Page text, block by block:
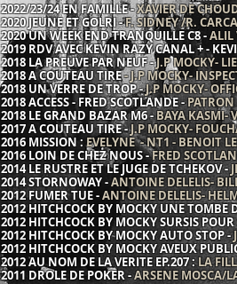
2022/23/24 EN FAMILLE -XAVIER DE
2020 JEUNE ET GOLRI -F. SIDNEY /R.
2020 UN WEEK END TRANQUILLE C8 -ALIL
2019 RDV AVEC KEVIN RAZY CANAL + -
2018 LA PREUVE PAR NEUF -J.P MOCKY-
2018 A COUTEAU TIRE- J.P MOCKY-
2018 UN VERRE DE TROP -J.P MOCKY-
2018 ACCESS - FRED SCOTLANDE -
2018 LE GRAND BAZAR M6 -BAYA KASMI-
2017 A COUTEAU TIRE -J.P MOCKY-
2016 MISSION : EVELYNE - NT1 - BENOIT
2016 LOIN DE CHEZ NOUS -FRED
2014 LE RUSTRE ET LE JUGE DE TCHEKOV -
2014 STORNOWAY -ANTOINE DELELIS-
2012 FUMER TUE -ANTOINE DELELIS-
2012 HITCHCOCK BY MOCKY UNE TOMBE
2012 HITCHCOCK BY MOCKY SURSIS
2012 HITCHCOCK BY MOCKY AUTO STOP -
2012 HITCHCOCK BY MOCKY AVEUX
2012 AU NOM DE LA VERITE EP.207 :LA
2011 DROLE DE POKER -ARSENE MOSCA/